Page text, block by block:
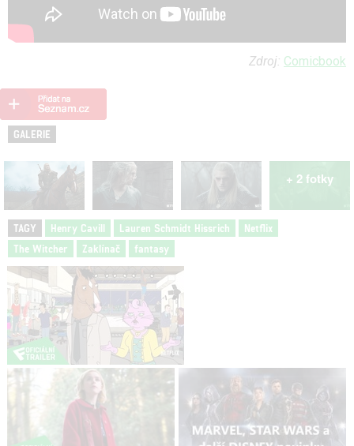
Zdroj: Comicbook
GALERIE
+ 2 fotky
TAGY Henry Cavill Lauren Schmidt Hissrich
Netflix
The Witcher
Zaklínač fantasy